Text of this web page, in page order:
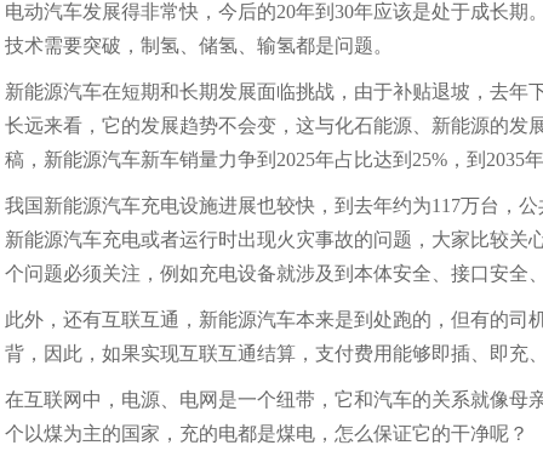
电动汽车发展得非常快，今后的20年到30年应该是处于成长
技术需要突破，制氢、储氢、输氢都是问题。
新能源汽车在短期和长期发展面临挑战，由于补贴退坡，去
长远来看，它的发展趋势不会变，这与化石能源、新能源的发
稿，新能源汽车新车销量力争到2025年占比达到25%，到2035
我国新能源汽车充电设施进展也较快，到去年约为117万台，
新能源汽车充电或者运行时出现火灾事故的问题，大家比较
个问题必须关注，例如充电设备就涉及到本体安全、接口安全
此外，还有互联互通，新能源汽车本来是到处跑的，但有的
背，因此，如果实现互联互通结算，支付费用能够即插、即充
在互联网中，电源、电网是一个纽带，它和汽车的关系就像
个以煤为主的国家，充的电都是煤电，怎么保证它的干净呢？